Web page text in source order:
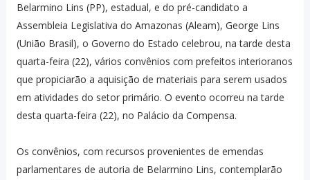
Belarmino Lins (PP), estadual, e do pré-candidato a
Assembleia Legislativa do Amazonas (Aleam), George Lins
(União Brasil), o Governo do Estado celebrou, na tarde desta
quarta-feira (22), vários convênios com prefeitos interioranos
que propiciarão a aquisição de materiais para serem usados
em atividades do setor primário. O evento ocorreu na tarde
desta quarta-feira (22), no Palácio da Compensa.
Os convênios, com recursos provenientes de emendas
parlamentares de autoria de Belarmino Lins, contemplarão